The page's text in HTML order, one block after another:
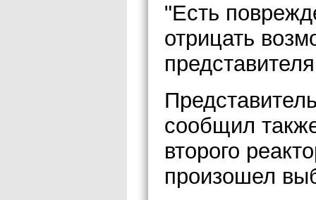
"Есть
отрицать
сообщил
второго
произошел